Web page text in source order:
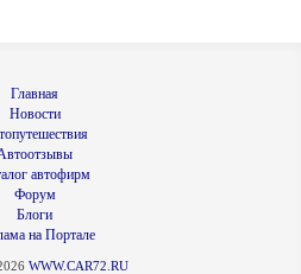
Главная
Новости
автофирм
Форум
Блоги
на Портале
WWW.CAR72.RU